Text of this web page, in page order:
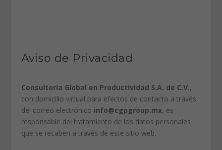
Aviso de Privacidad
Consultoría Global en Productividad S.A. de C.V.,
con domicilio virtual para efectos de contacto a través
del correo electrónico info@cgpgroup.mx, es
responsable del tratamiento de los datos personales
que se recaben a través de este sitio web.